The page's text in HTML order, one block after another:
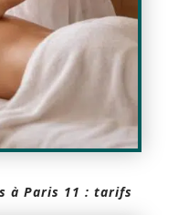
à Paris 11 : tarifs